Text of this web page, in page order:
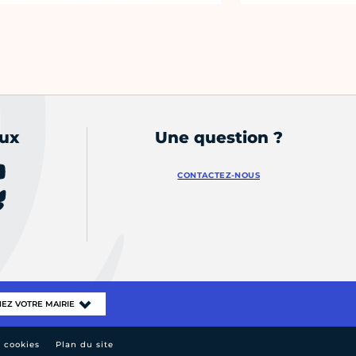
Une question ?
CONTACTEZ-NOUS
cookies Plan du site